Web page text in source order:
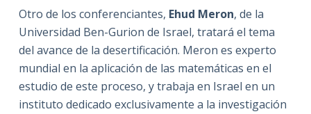
Otro de los conferenciantes, Ehud Meron, de la
Universidad Ben-Gurion de Israel, tratará el tema
del avance de la desertificación. Meron es experto
mundial en la aplicación de las matemáticas en el
estudio de este proceso, y trabaja en Israel en un
instituto dedicado exclusivamente a la investigación